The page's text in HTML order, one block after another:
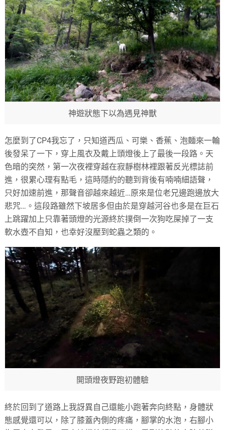
神遊狀態下以為遇見神獸
怎麼到了CP4我忘了，只知道西瓜、可樂、香蕉、泡麵來一輪
後發呆了一下，穿上風衣及戴上頭燈後上了最後一段路。天
色暗的突然，第一次夜裡穿越在寂靜樹林裡跟著反光標誌前
進，很累心理有點毛，這時隱約的聽到背後有喃喃細語聲，
只好加速前進，那聲音卻越來越近…原來是位老兄邊跑邊放大
悲咒…。這段路雖然下坡居多但由於是穿越河谷也多是在巨石
上跳躍加上只靠著頭燈的光源終於撲倒一次狗吃屎掉了一支
軟水壺不自知，也幸好沒壓到蛇蟲之類的。
開頭燈夜野跑初體驗
終於回到了道路上我訝異自己還能小跑著奔向終點，身體狀
態感覺還可以，除了膝蓋內側的疼痛，腳掌的水泡，右腳小